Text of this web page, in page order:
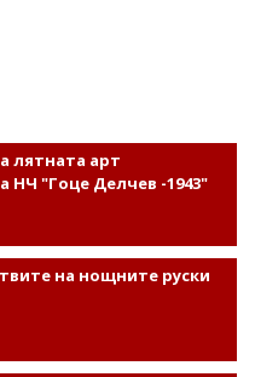
лятната арт
НЧ "Гоце Делчев -1943"
на нощните руски